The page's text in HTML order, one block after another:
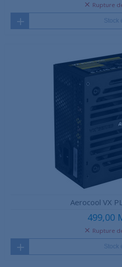
Rupture
Stock
Aerocool VX
499,00
Rupture
Stock